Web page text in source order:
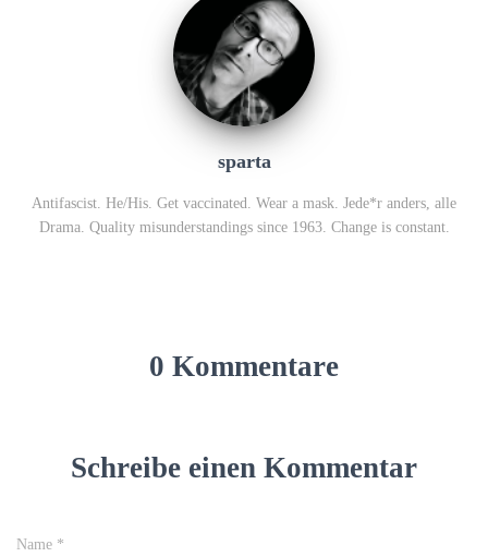
sparta
Antifascist. He/His. Get vaccinated. Wear a mask. Jede*r anders, alle
Drama. Quality misunderstandings since 1963. Change is constant.
0 Kommentare
Schreibe einen Kommentar
Name *